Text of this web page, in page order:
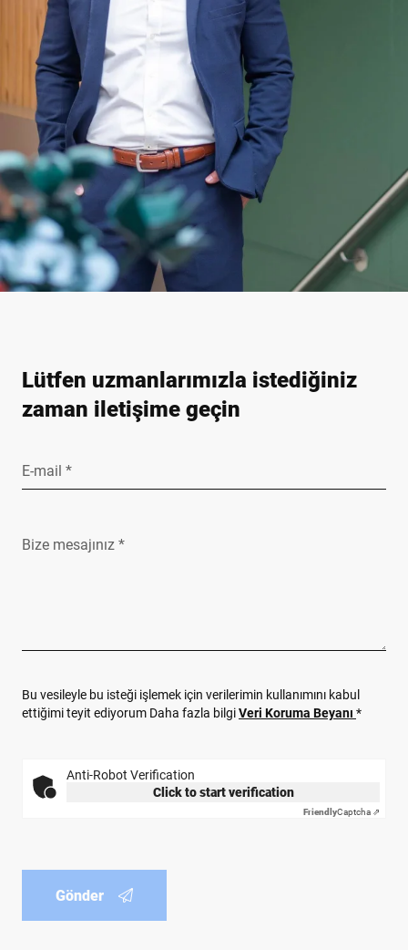
Lütfen uzmanlarımızla istediğiniz
zaman iletişime geçin
E-mail *
Bize mesajınız *
Bu vesileyle bu isteği işlemek için verilerimin kullanımını kabul
ettiğimi teyit ediyorum Daha fazla bilgiVeri Koruma Beyanı *
Anti-Robot Verification
Click to start verification
FriendlyCaptcha ⇗
Gönder